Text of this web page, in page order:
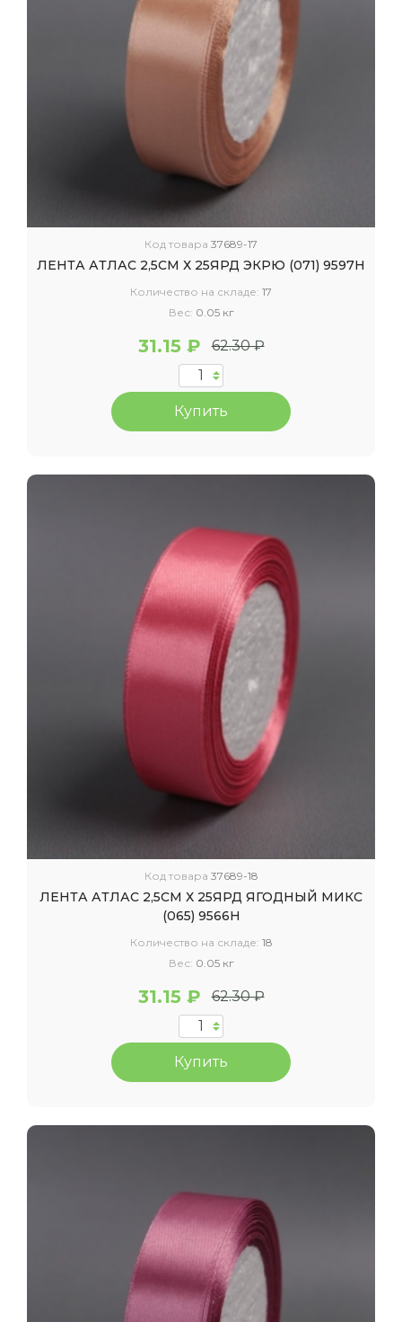
Код товара 37689-17
ЛЕНТА АТЛАС 2,5СМ Х 25ЯРД ЭКРЮ (071) 9597Н
Количество на складе: 17
Вес: 0.05 кг
31.15 ₽ 62.30 ₽
Купить
Код товара 37689-18
ЛЕНТА АТЛАС 2,5СМ Х 25ЯРД ЯГОДНЫЙ МИКС
(065) 9566Н
Количество на складе: 18
Вес: 0.05 кг
31.15 ₽ 62.30 ₽
Купить